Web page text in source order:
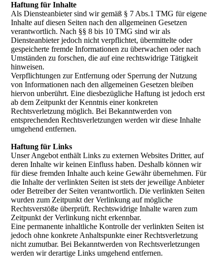
Haftung für Inhalte
Als Diensteanbieter sind wir gemäß § 7 Abs.1 TMG für eigene
Inhalte auf diesen Seiten nach den allgemeinen Gesetzen
verantwortlich. Nach §§ 8 bis 10 TMG sind wir als
Diensteanbieter jedoch nicht verpflichtet, übermittelte oder
gespeicherte fremde Informationen zu überwachen oder nach
Umständen zu forschen, die auf eine rechtswidrige Tätigkeit
hinweisen.
Verpflichtungen zur Entfernung oder Sperrung der Nutzung
von Informationen nach den allgemeinen Gesetzen bleiben
hiervon unberührt. Eine diesbezügliche Haftung ist jedoch erst
ab dem Zeitpunkt der Kenntnis einer konkreten
Rechtsverletzung möglich. Bei Bekanntwerden von
entsprechenden Rechtsverletzungen werden wir diese Inhalte
umgehend entfernen.
Haftung für Links
Unser Angebot enthält Links zu externen Websites Dritter, auf
deren Inhalte wir keinen Einfluss haben. Deshalb können wir
für diese fremden Inhalte auch keine Gewähr übernehmen. Für
die Inhalte der verlinkten Seiten ist stets der jeweilige Anbieter
oder Betreiber der Seiten verantwortlich. Die verlinkten Seiten
wurden zum Zeitpunkt der Verlinkung auf mögliche
Rechtsverstöße überprüft. Rechtswidrige Inhalte waren zum
Zeitpunkt der Verlinkung nicht erkennbar.
Eine permanente inhaltliche Kontrolle der verlinkten Seiten ist
jedoch ohne konkrete Anhaltspunkte einer Rechtsverletzung
nicht zumutbar. Bei Bekanntwerden von Rechtsverletzungen
werden wir derartige Links umgehend entfernen.